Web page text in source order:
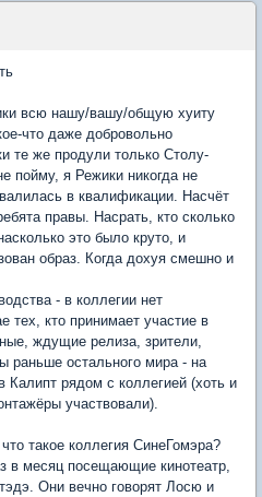
всю нашу/вашу/общую хуиту
что даже добровольно
те же продули только Столу-
пойму, я Режики никогда не
в квалификации. Насчёт
правы. Насрать, кто сколько
это было круто, и
образ. Когда дохуя смешно и
- в коллегии нет
тех, кто принимает участие в
ждущие релиза, зрители,
раньше остального мира - на
Калипт рядом с коллегией (хоть и
участвовали).
такое коллегия СинеГомэра?
в месяц посещающие кинотеатр,
Они вечно говорят Лосю и